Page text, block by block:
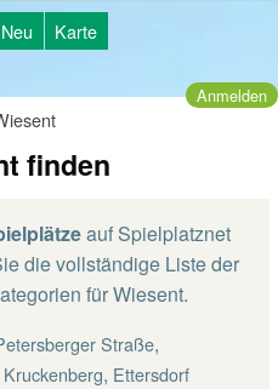
Neu Karte
Anmelden
finden
auf Spielplatznet
die vollständige Liste der
für Wiesent.
Straße,
Kruckenberg, Ettersdorf